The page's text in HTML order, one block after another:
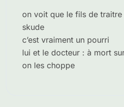
on voit que le fils de traitre
skude
c’est vraiment un pourri
lui et le docteur : à mort
on les choppe